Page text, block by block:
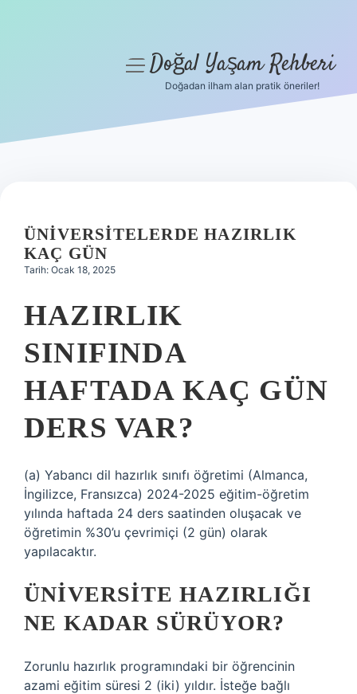
Hakkımızda
menüyüDoğal Yaşam Rehberi
Doğadan ilham alan pratik öneriler!
ÜNIVERSITELERDE HAZIRLIK
KAÇ GÜN
Tarih: Ocak 18, 2025
HAZIRLIK
SINIFINDA
HAFTADA KAÇ GÜN
DERS VAR?
(a) Yabancı dil hazırlık sınıfı öğretimi (Almanca,
İngilizce, Fransızca) 2024-2025 eğitim-öğretim
yılında haftada 24 ders saatinden oluşacak ve
öğretimin %30’u çevrimiçi (2 gün) olarak
yapılacaktır.
ÜNIVERSITE HAZIRLIĞI
NE KADAR SÜRÜYOR?
Zorunlu hazırlık programındaki bir öğrencinin
azami eğitim süresi 2 (iki) yıldır. İsteğe bağlı